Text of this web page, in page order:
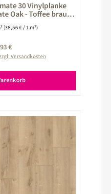
30 Vinylplanke
Oak - Toffee braun
(38,56 € / 1 m²)
Preis:
€
Versandkosten